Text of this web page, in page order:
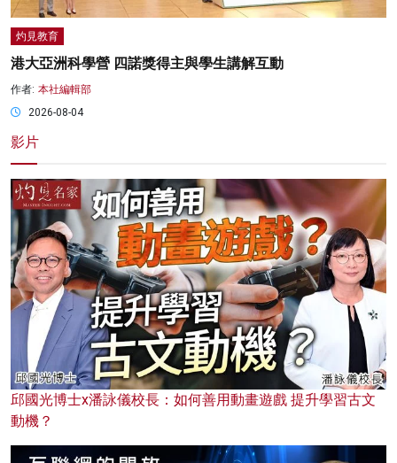
灼見教育
港大亞洲科學營 四諾獎得主與學生講解互動
作者: 本社編輯部
2026-08-04
影片
邱國光博士x潘詠儀校長：如何善用動畫遊戲 提升學習古文
動機？